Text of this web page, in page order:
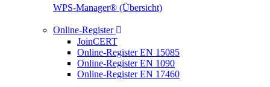
WPS-Manager® (Übersicht)
Online-Register Toggle Dropdown
JoinCERT
Online-Register EN 15085
Online-Register EN 1090
Online-Register EN 17460